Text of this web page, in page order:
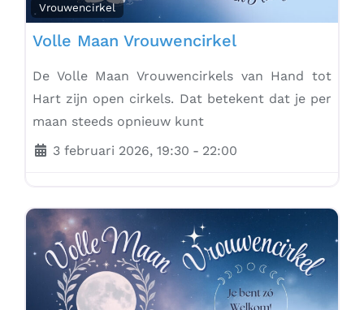
Vrouwencirkel
Volle Maan Vrouwencirkel
De Volle Maan Vrouwencirkels van Hand tot
Hart zijn open cirkels. Dat betekent dat je per
maan steeds opnieuw kunt
3 februari 2026, 19:30 - 22:00